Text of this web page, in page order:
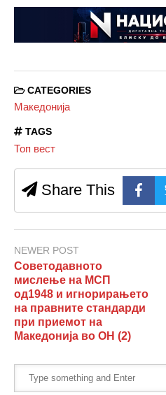
CATEGORIES
Македонија
TAGS
Топ вест
Share This
NEWER POST
Советодавното
мислење на МСП
од1948 и игнорирањето
на правните стандарди
при приемот на
Македонија во ОН (2)